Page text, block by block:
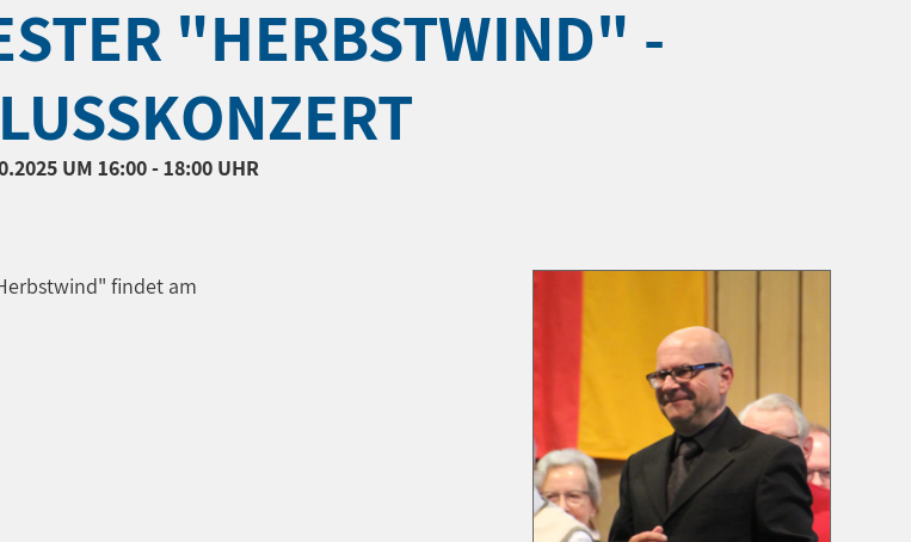
"HERBSTWIND" -
UM 16:00 - 18:00 UHR
findet am